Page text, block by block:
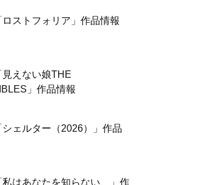
ロストフォリア」作品情報
見えない娘THE
」作品情報
シェルター（2026）」作品
私はあなたを知らない、」作